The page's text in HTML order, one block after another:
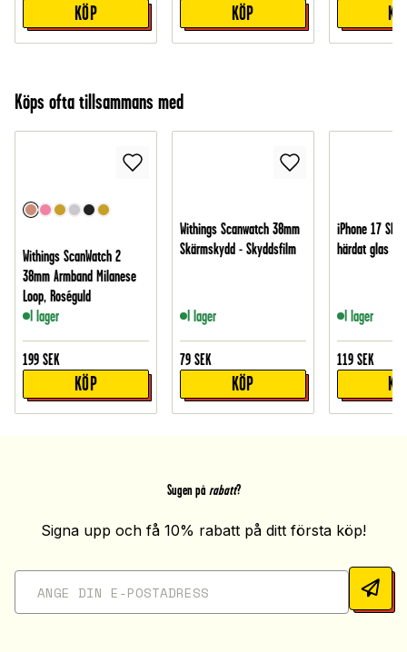
KÖP KÖP
Köps ofta tillsammans med
Withings ScanWatch 2
38mm Armband Milanese
Loop, Roséguld
I lager
199 SEK
KÖP
Withings Scanwatch 38mm
Skärmskydd - Skyddsfilm
I lager
79 SEK
KÖP
iPhone 17
härdat glas
I lager
119 SEK
Sugen på rabatt?
Signa upp och få 10% rabatt på ditt första köp!